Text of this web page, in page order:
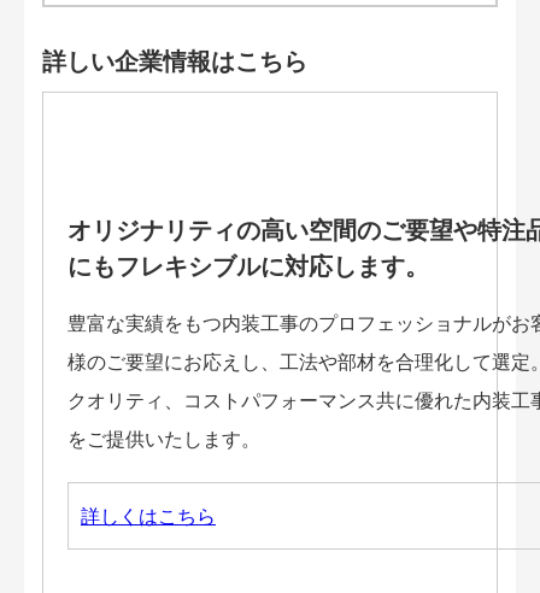
詳しい企業情報はこちら
オリジナリティの高い空間のご要望や特注
にもフレキシブルに対応します。
豊富な実績をもつ内装工事のプロフェッショナルがお
様のご要望にお応えし、工法や部材を合理化して選定
クオリティ、コストパフォーマンス共に優れた内装工
をご提供いたします。
詳しくはこちら